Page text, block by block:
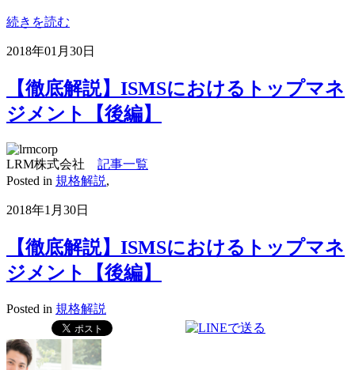
続きを読む
2018年01月30日
【徹底解説】ISMSにおけるトップマネ
ジメント【後編】
LRM株式会社 記事一覧
Posted in 規格解説,
2018年1月30日
【徹底解説】ISMSにおけるトップマネ
ジメント【後編】
Posted in 規格解説